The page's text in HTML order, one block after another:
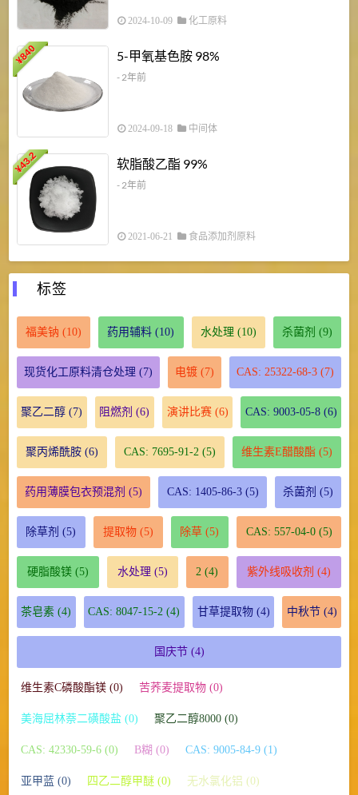
2024-10-09 化工原料
¥
840 5-甲氧基色胺 98%
- 2年前
2024-09-18 中间体
¥
43.2 软脂酸乙酯 99%
- 2年前
2021-06-21 食品添加剂原料
标签
福美钠 (10) 药用辅料 (10) 水处理 (10) 杀菌剂 (9)
现货化工原料清仓处理 (7) 电镀 (7) CAS: 25322-68-3 (7)
聚乙二醇 (7) 阻燃剂 (6) 演讲比赛(6) CAS: 9003-05-8(6)
聚丙烯酰胺(6) CAS: 7695-91-2 (5) 维生素E醋酸酯 (5)
药用薄膜包衣预混剂 (5) CAS: 1405-86-3(5) 杀菌剂 (5)
除草剂 (5) 提取物(5) 除草 (5) CAS: 557-04-0(5)
硬脂酸镁(5) 水处理 (5) 2 (4) 紫外线吸收剂 (4)
茶皂素 (4) CAS: 8047-15-2 (4) 甘草提取物(4) 中秋节(4)
国庆节(4)
维生素C磷酸酯镁 (0) 苦荞麦提取物 (0)
美海屈林萘二磺酸盐 (0) 聚乙二醇8000 (0)
CAS: 42330-59-6 (0) B糊 (0) CAS: 9005-84-9 (1)
亚甲蓝 (0) 四乙二醇甲醚 (0) 无水氯化铝 (0)